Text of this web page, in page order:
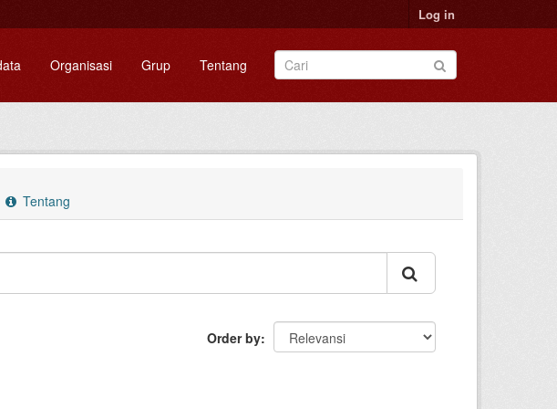
Log in
Organisasi Grup Tentang
Tentang
Order by